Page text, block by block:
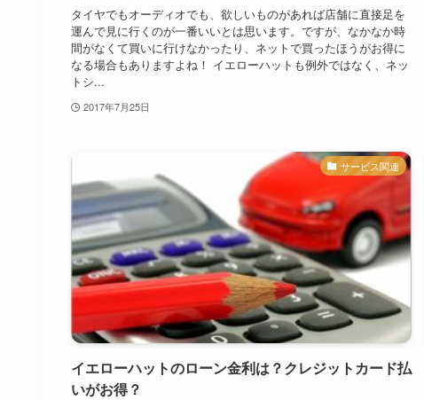
タイヤでもオーディオでも、欲しいものがあれば店舗に直接足を
運んで見に行くのが一番いいとは思います。ですが、なかなか時
間がなくて買いに行けなかったり、ネットで買ったほうがお得に
なる場合もありますよね！ イエローハットも例外ではなく、ネッ
トシ...
2017年7月25日
サービス関連
イエローハットのローン金利は？クレジットカード払
いがお得？